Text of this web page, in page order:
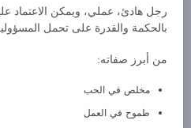
رجل هادئ، عملي، ويمكن الاعتماد
بالحكمة والقدرة على تحمل
من أبرز صفاته:
مخلص في الحب
طموح في العمل